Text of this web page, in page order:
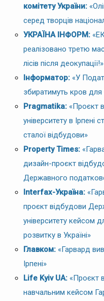
комітету України:
серед творців
УКРАЇНА ІНФОРМ:
реалізовано третю
лісів після деокупації!»
Інформатор: «У
збиратимуть кров
Pragmatika: «Проєкт
університету в
сталої відбудови»
Property Times:
дизайн-проєкт
Державного
Interfax-Україна:
проєкт відбудови
університету кейсом
розвитку в Україні»
Главком: «Гарвард
Ірпені»
Life Kyiv UA: «Проєкт
навчальним кейсом